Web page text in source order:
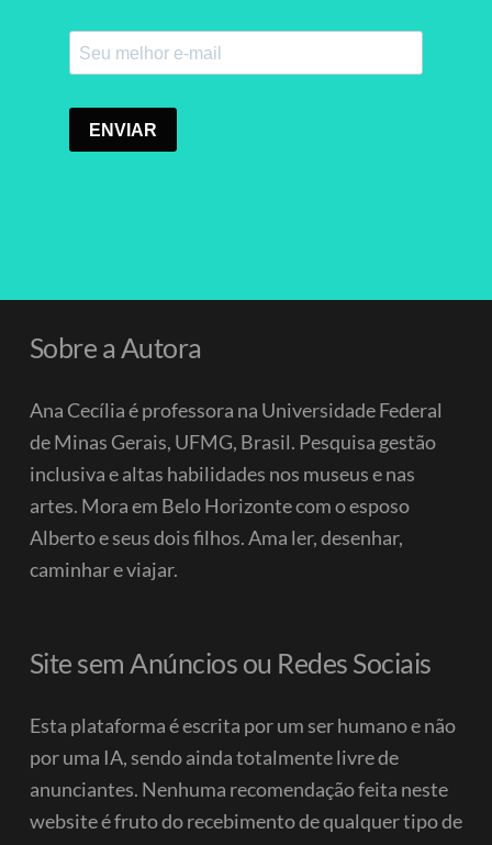
Sobre a Autora
Ana Cecília é professora na Universidade Federal
de Minas Gerais, UFMG, Brasil. Pesquisa gestão
inclusiva e altas habilidades nos museus e nas
artes. Mora em Belo Horizonte com o esposo
Alberto e seus dois filhos.Ama ler, desenhar,
caminhar e viajar.
Site sem Anúncios ou Redes Sociais
Esta plataforma é escrita por um ser humano e não
por uma IA, sendo ainda totalmente livre de
anunciantes. Nenhuma recomendação feita neste
website é fruto do recebimento de qualquer tipo de